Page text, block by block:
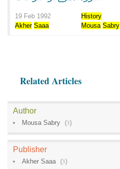
19 Feb 1992
History
Akher Saaa Mousa Sabry
Related Articles
Author
Mousa Sabry (3)
Publisher
Akher Saaa (3)